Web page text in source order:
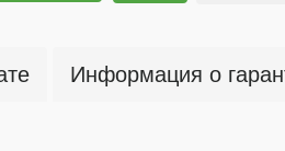
Информация о